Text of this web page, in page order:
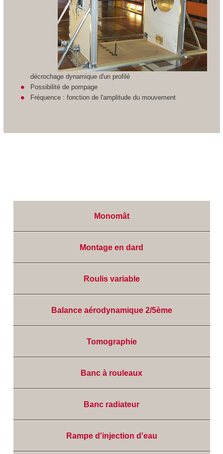
décrochage dynamique d'un profilé
Possibilité de pompage
Fréquence : fonction de l'amplitude du mouvement
Monomât
Montage en dard
Roulis variable
Balance aérodynamique 2/5ème
Tomographie
Banc à rouleaux
Banc radiateur
Rampe d'injection d'eau